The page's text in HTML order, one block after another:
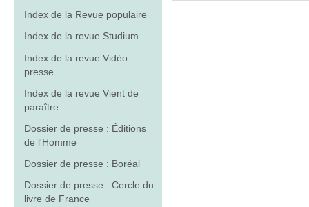
Index de la Revue populaire
Index de la revue Studium
Index de la revue Vidéo
presse
Index de la revue Vient de
paraître
Dossier de presse : Éditions
de l'Homme
Dossier de presse : Boréal
Dossier de presse : Cercle du
livre de France